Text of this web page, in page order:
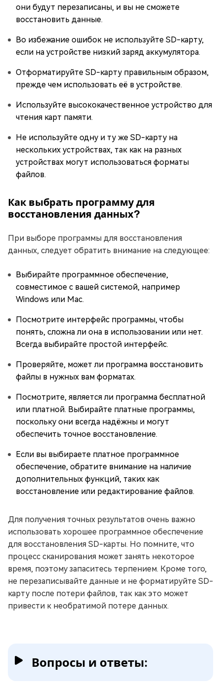
они будут перезаписаны, и вы не сможете
восстановить данные.
Во избежание ошибок не используйте SD-карту,
если на устройстве низкий заряд аккумулятора.
Отформатируйте SD-карту правильным образом,
прежде чем использовать её в устройстве.
Используйте высококачественное устройство для
чтения карт памяти.
Не используйте одну и ту же SD-карту на
нескольких устройствах, так как на разных
устройствах могут использоваться форматы
файлов.
Как выбрать программу для
восстановления данных?
При выборе программы для восстановления
данных, следует обратить внимание на следующее:
Выбирайте программное обеспечение,
совместимое с вашей системой, например
Windows или Mac.
Посмотрите интерфейс программы, чтобы
понять, сложна ли она в использовании или нет.
Всегда выбирайте простой интерфейс.
Проверяйте, может ли программа восстановить
файлы в нужных вам форматах.
Посмотрите, является ли программа бесплатной
или платной. Выбирайте платные программы,
поскольку они всегда надёжны и могут
обеспечить точное восстановление.
Если вы выбираете платное программное
обеспечение, обратите внимание на наличие
дополнительных функций, таких как
восстановление или редактирование файлов.
Для получения точных результатов очень важно
использовать хорошее программное обеспечение
для восстановления SD-карты. Но помните, что
процесс сканирования может занять некоторое
время, поэтому запаситесь терпением. Кроме того,
не перезаписывайте данные и не форматируйте SD-
карту после потери файлов, так как это может
привести к необратимой потере данных.
Вопросы и ответы: